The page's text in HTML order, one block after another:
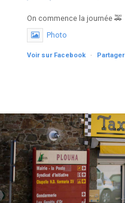
On commence la journée 🚕
Photo
Voir sur Facebook · Partager